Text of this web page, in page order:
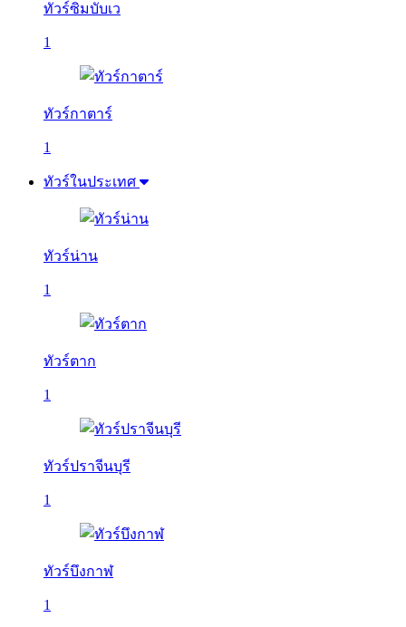
ทัวร์ซิมบับเว
1
ทัวร์กาตาร์
1
ทัวร์ในประเทศ
ทัวร์น่าน
1
ทัวร์ตาก
1
ทัวร์ปราจีนบุรี
1
ทัวร์บึงกาฬ
1